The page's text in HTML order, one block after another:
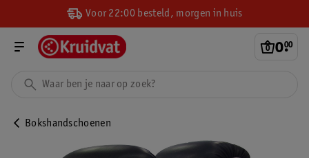
Voor 22:00 besteld, morgen in huis
0.
00
Bokshandschoenen